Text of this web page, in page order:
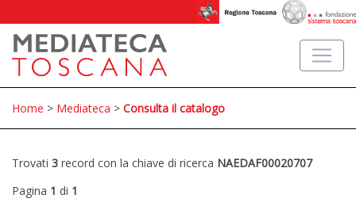
Home > Mediateca > Consulta il catalogo
Trovati 3 record con la chiave di ricerca NAEDAF00020707
Pagina 1 di 1